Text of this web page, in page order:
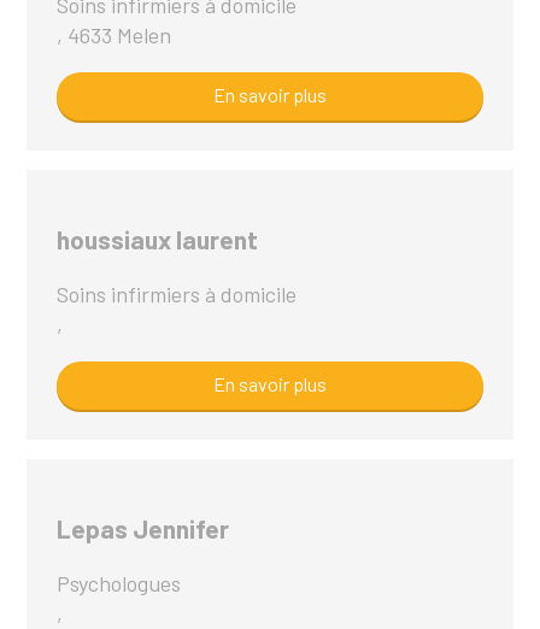
, 4633 Melen
En savoir plus
houssiaux laurent
Soins infirmiers à domicile
,
En savoir plus
Lepas Jennifer
Psychologues
,